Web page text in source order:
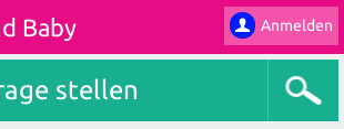
Anmelden
Baby
stellen